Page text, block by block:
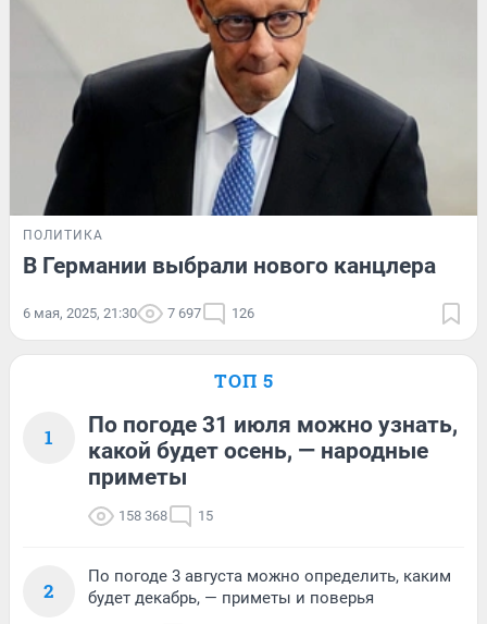
ПОЛИТИКА
В Германии выбрали нового канцлера
6 мая, 2025, 21:30 7 697 126
ТОП 5
1
По погоде 31 июля можно узнать,
какой будет осень, — народные
приметы
158 368 15
2
По погоде 3 августа можно определить, каким
будет декабрь, — приметы и поверья